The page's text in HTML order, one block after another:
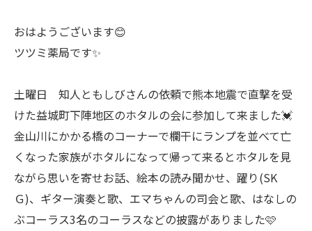
おはようございます😊
ツツミ薬局です✨
土曜日 知人ともしびさんの依頼で熊本地震で直撃を受
けた益城町下陣地区のホタルの会に参加して来ました💓
金山川にかかる橋のコーナーで欄干にランプを並べて亡
くなった家族がホタルになって帰って来るとホタルを見
ながら思いを寄せお話、絵本の読み聞かせ、躍り(SK
Ｇ)、ギター演奏と歌、エマちゃんの司会と歌、はなしの
ぶコーラス3名のコーラスなどの披露がありました🩷